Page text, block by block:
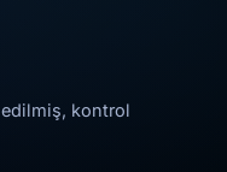
kontrol